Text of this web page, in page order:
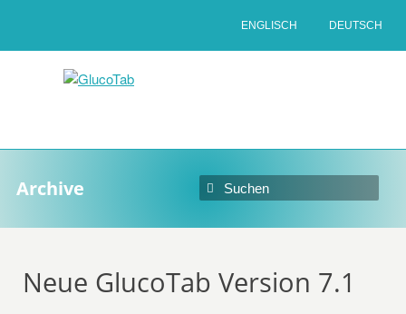
ENGLISCH DEUTSCH
Archive
Neue GlucoTab Version 7.1